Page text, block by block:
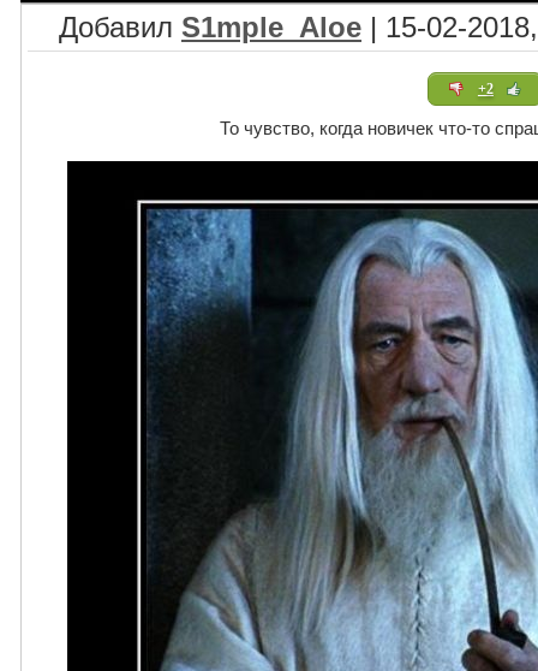
Добавил S1mple_Aloe | 15-02-
+2
То чувство, когда новичек что-то